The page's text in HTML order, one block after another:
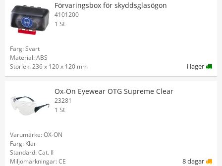
Förvaringsbox för skyddsglasögon
4101200
1 St
Färg: Svart
Material: ABS
Storlek: 236 x 120 x 120 mm
i lager
Ox-On Eyewear OTG Supreme Clear
23281
1 St
Varumärke: OX-ON
Färg: Klar
Standard: Cat. II
Miljömärkningar: CE
8 dagar